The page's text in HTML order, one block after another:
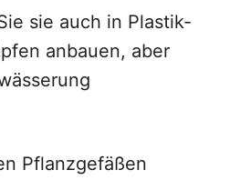
sie auch in Plastik-
anbauen, aber
Pflanzgefäßen